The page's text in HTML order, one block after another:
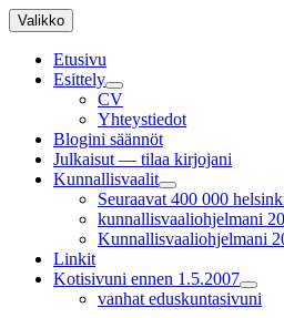
Siirry
sisältöön
Valikko
Etusivu
Esittely
näytä
alavalikko
CV
Yhteystiedot
Blogini säännöt
Julkaisut — tilaa kirjojani
Kunnallisvaalit
näytä
alavalikko
Seuraavat 400 000
kunnallisvaaliohjelmani
Kunnallisvaaliohjelmani
Linkit
Kotisivuni ennen 1.5.2007
näytä
vanhat eduskuntasivuni